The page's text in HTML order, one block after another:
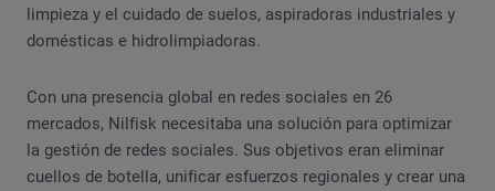
limpieza y el cuidado de suelos, aspiradoras industriales y
domésticas e hidrolimpiadoras.
Con una presencia global en redes sociales en 26
mercados, Nilfisk necesitaba una solución para optimizar
la gestión de redes sociales. Sus objetivos eran eliminar
cuellos de botella, unificar esfuerzos regionales y crear una